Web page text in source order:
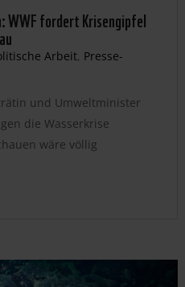
WWF fordert Krisengipfel
Arbeit, Presse-
und Umweltminister
die Wasserkrise
wäre völlig